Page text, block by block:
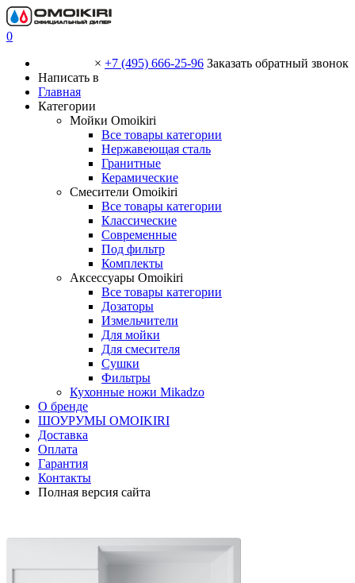
0
× +7 (495) 666-25-96 Заказать обратный звонок
Написать в
Главная
Категории
Мойки Omoikiri
Все товары категории
Нержавеющая сталь
Гранитные
Керамические
Смесители Omoikiri
Все товары категории
Классические
Современные
Под фильтр
Комплекты
Аксессуары Omoikiri
Все товары категории
Дозаторы
Измельчители
Для мойки
Для смесителя
Сушки
Фильтры
Кухонные ножи Mikadzo
О бренде
ШОУРУМЫ OMOIKIRI
Доставка
Оплата
Гарантия
Контакты
Полная версия сайта